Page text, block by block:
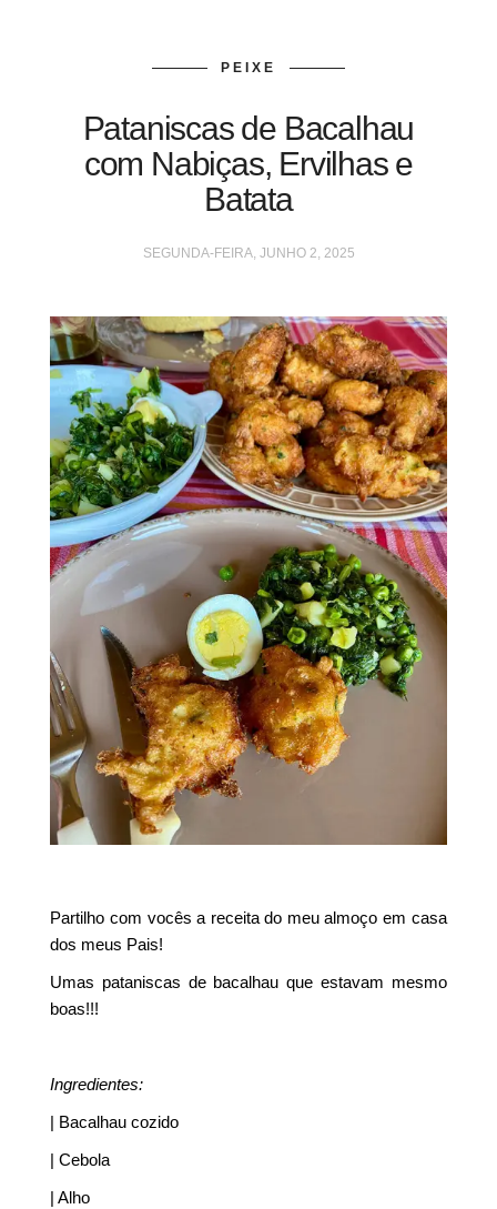
PEIXE
Pataniscas de Bacalhau
com Nabiças, Ervilhas e
Batata
SEGUNDA-FEIRA, JUNHO 2, 2025
Partilho com vocês a receita do meu almoço em casa
dos meus Pais!
Umas pataniscas de bacalhau que estavam mesmo
boas!!!
Ingredientes:
| Bacalhau cozido
| Cebola
| Alho